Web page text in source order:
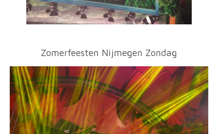
Zomerfeesten Nijmegen Zondag